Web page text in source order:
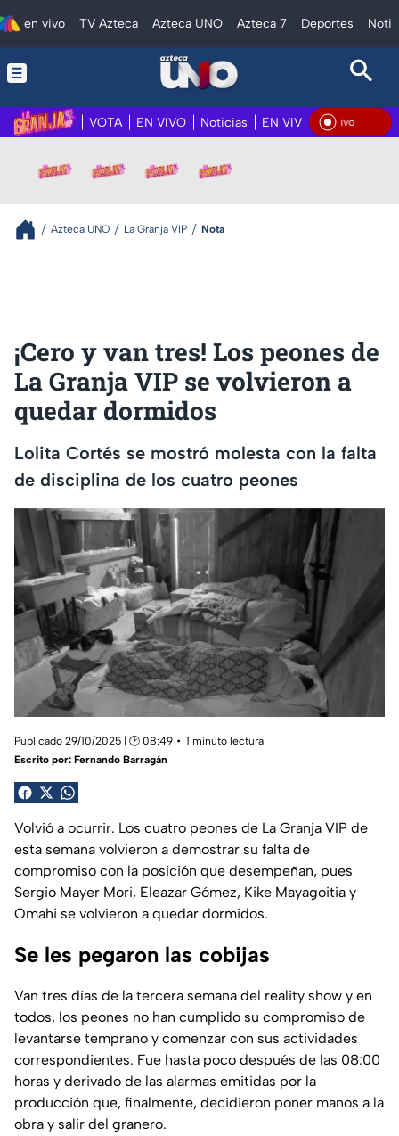
en vivo TV Azteca Azteca UNO Azteca 7 Deportes
VOTA EN VIVO Noticias EN VIVO 24/7 Videos
En Vivo
Azteca UNO La Granja VIP Nota
¡Cero y van tres! Los peones de
La Granja VIP se volvieron a
quedar dormidos
Lolita Cortés se mostró molesta con la falta
de disciplina de los cuatro peones
Publicado 29/10/2025 | 🕑 08:49
1 minuto lectura
Escrito por: Fernando Barragán
Volvió a ocurrir. Los cuatro peones de La Granja VIP de
esta semana volvieron a demostrar su falta de
compromiso con la posición que desempeñan, pues
Sergio Mayer Mori, Eleazar Gómez, Kike Mayagoitia y
Omahi se volvieron a quedar dormidos.
Se les pegaron las cobijas
Van tres días de la tercera semana del reality show y en
todos, los peones no han cumplido su compromiso de
levantarse temprano y comenzar con sus actividades
correspondientes. Fue hasta poco después de las 08:00
horas y derivado de las alarmas emitidas por la
producción que, finalmente, decidieron poner manos a la
obra y salir del granero.